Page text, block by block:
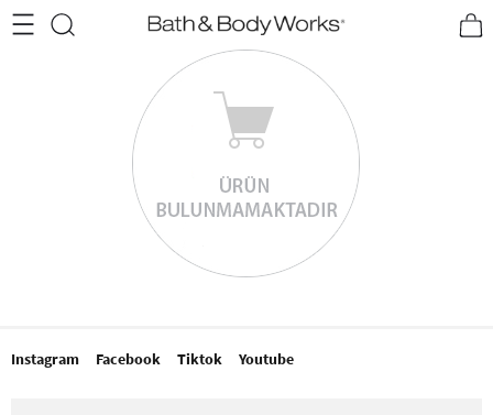
•2200₺ ve Üzeri Kargo Ücretsiz!• *Promosyon Detayları
Instagram Facebook Tiktok Youtube